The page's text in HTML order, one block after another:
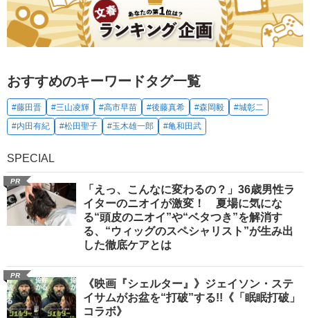
おすすめのキーワードタグ一覧
#藤田晋 #三山凌輝 #高市早苗 #後藤真希 #森岡毅
#城彰二
#内田有紀
#松田聖子 #玉木雄一郎 #亀和田武
SPECIAL
PR
「えっ、こんなに変わるの？」36歳男性ラ
イターのニオイが激変！ 夏場に気にな
る“頭皮のニオイ”や“ベタつき”を解消す
る、“ウィッグのスペシャリスト”が生み出
した徹底ケアとは
PR
《映画『シェルター』》ジェイソン・ステ
イサムがお盆を“打破”する!!《「眠眠打破」
コラボ》